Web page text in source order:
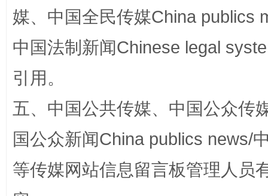
国家大学科技园优化重塑工作
媒、中国全民传媒China publics
中国法制新闻Chinese legal
引用。
五、中国公共传媒、中国公众传
国公众新闻China publics news/
等传媒网站信息留言板管理人员